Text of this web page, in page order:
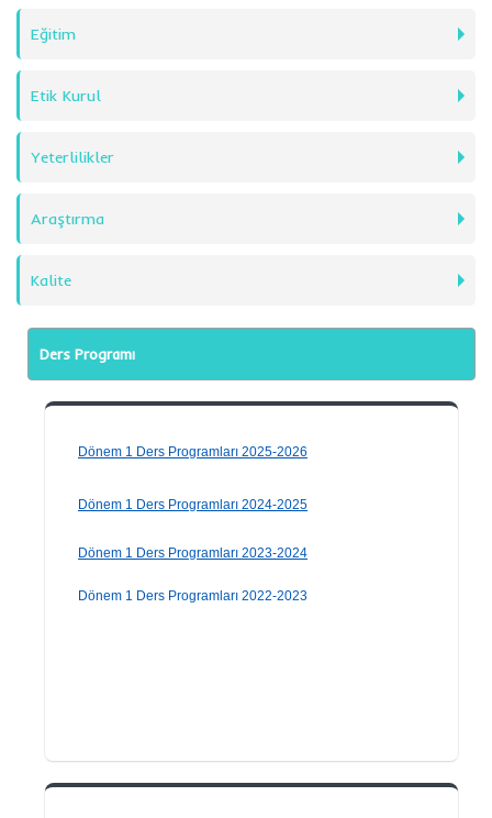
Eğitim
Etik Kurul
Yeterlilikler
Araştırma
Kalite
Ders Programı
Dönem 1 Ders Programları 2025-2026
Dönem 1 Ders Programları 2024-2025
Dönem 1 Ders Programları 2023-2024
Dönem 1 Ders Programları 2022-2023